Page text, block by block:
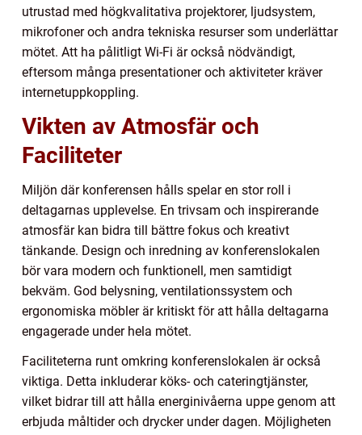
utrustad med högkvalitativa projektorer, ljudsystem,
mikrofoner och andra tekniska resurser som underlättar
mötet. Att ha pålitligt Wi-Fi är också nödvändigt,
eftersom många presentationer och aktiviteter kräver
internetuppkoppling.
Vikten av Atmosfär och
Faciliteter
Miljön där konferensen hålls spelar en stor roll i
deltagarnas upplevelse. En trivsam och inspirerande
atmosfär kan bidra till bättre fokus och kreativt
tänkande. Design och inredning av konferenslokalen
bör vara modern och funktionell, men samtidigt
bekväm. God belysning, ventilationssystem och
ergonomiska möbler är kritiskt för att hålla deltagarna
engagerade under hela mötet.
Faciliteterna runt omkring konferenslokalen är också
viktiga. Detta inkluderar köks- och cateringtjänster,
vilket bidrar till att hålla energinivåerna uppe genom att
erbjuda måltider och drycker under dagen. Möjligheten